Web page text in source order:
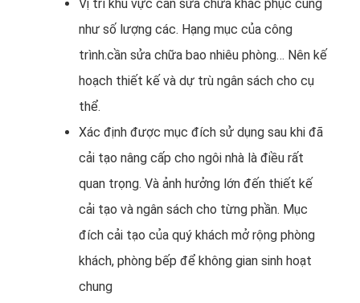
Vị trí khu vực cần sửa chữa khắc phục cũng
như số lượng các. Hạng mục của công
trình.cần sửa chữa bao nhiêu phòng… Nên kế
hoạch thiết kế và dự trù ngân sách cho cụ
thể.
Xác định được mục đích sử dụng sau khi đã
cải tạo nâng cấp cho ngôi nhà là điều rất
quan trọng. Và ảnh hưởng lớn đến thiết kế
cải tạo và ngân sách cho từng phần. Mục
đích cải tạo của quý khách mở rộng phòng
khách, phòng bếp để không gian sinh hoạt
chung